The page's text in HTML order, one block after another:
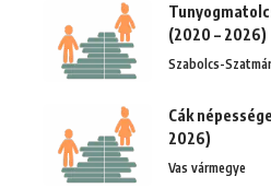
(2020 – 2026)
Szabolcs-
Cák
2026)
Vas vármegye